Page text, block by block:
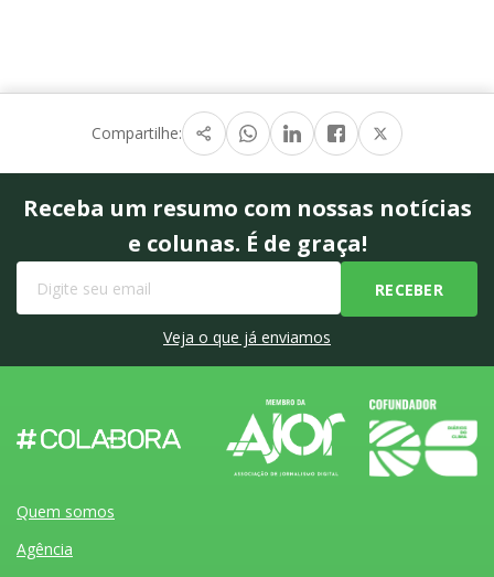
Compartilhe:
Receba um resumo com nossas notícias
e colunas. É de graça!
Veja o que já enviamos
Quem somos
Agência